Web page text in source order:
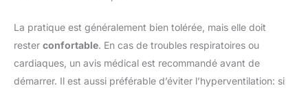
La pratique est généralement bien tolérée, mais elle doit
rester confortable. En cas de troubles respiratoires ou
cardiaques, un avis médical est recommandé avant de
démarrer. Il est aussi préférable d’éviter l’hyperventilation: si